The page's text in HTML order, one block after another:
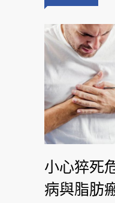
小心猝死
病與脂肪